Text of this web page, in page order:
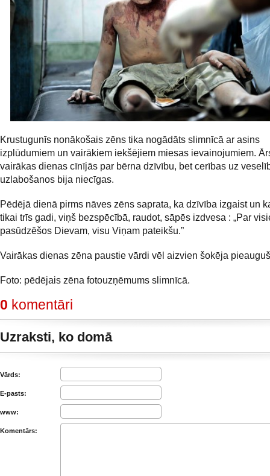
Krustugunīs nonākošais zēns tika nogādāts slimnīcā ar asins
izplūdumiem un vairākiem iekšējiem miesas ievainojumiem.
vairākas dienas cīnījās par bērna dzīvību, bet cerības uz
uzlabošanos bija niecīgas.
Pēdējā dienā pirms nāves zēns saprata, ka dzīvība izgaist un
tikai trīs gadi, viņš bezspēcībā, raudot, sāpēs izdvesa : „Par
pasūdzēšos Dievam, visu Viņam pateikšu.”
Vairākas dienas zēna paustie vārdi vēl aizvien šokēja
Foto: pēdējais zēna fotouzņēmums slimnīcā.
0 komentāri
Uzraksti, ko domā
Vārds:
E-pasts:
www:
Komentārs: